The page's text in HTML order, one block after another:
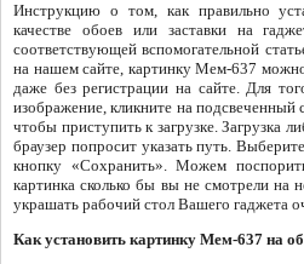
Инструкцию о том, как правильно
качестве обоев или заставки на
соответствующей вспомогательной
на нашем сайте, картинку Мем-637
даже без регистрации на сайте. Для
изображение, кликните на подсвеченный
чтобы приступить к загрузке. Загрузка
браузер попросит указать путь.
кнопку «Сохранить». Можем
картинка сколько бы вы не смотрели на
украшать рабочий стол Вашего гаджета
Как установить картинку Мем-637 на